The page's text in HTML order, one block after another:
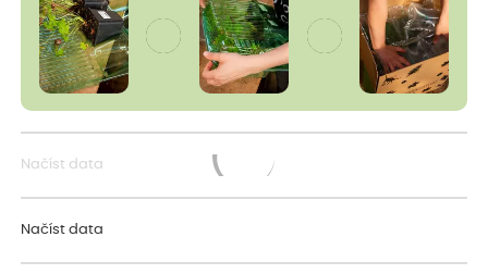
Načíst data
Načíst data